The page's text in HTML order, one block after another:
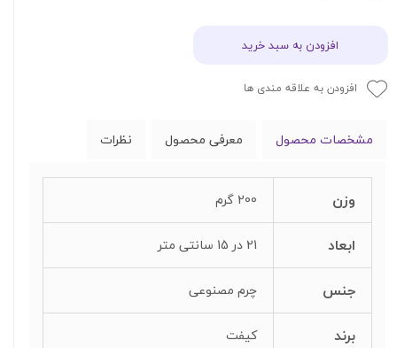
افزودن به سبد خرید
افزودن به علاقه مندی ها
مشخصات محصول معرفی محصول نظرات
وزن 200 گرم
ابعاد 21 در 15 سانتی متر
جنس چرم مصنوعی
برند کیفت